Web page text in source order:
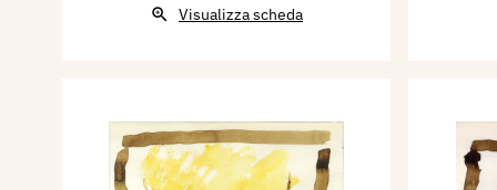
Visualizza scheda